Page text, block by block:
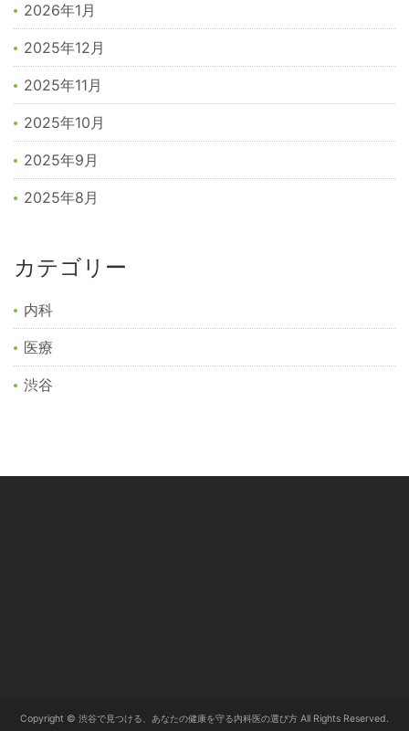
2026年1月
2025年12月
2025年11月
2025年10月
2025年9月
2025年8月
カテゴリー
内科
医療
渋谷
Copyright © 渋谷で見つける、あなたの健康を守る内科医の選び方 All Rights Reserved.